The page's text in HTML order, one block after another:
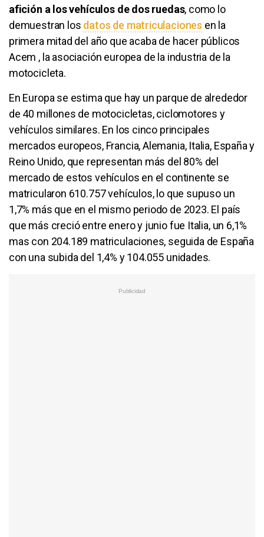
afición a los vehículos de dos ruedas, como lo
demuestran los datos de matriculaciones en la
primera mitad del año que acaba de hacer públicos
Acem , la asociación europea de la industria de la
motocicleta.
En Europa se estima que hay un parque de alrededor
de 40 millones de motocicletas, ciclomotores y
vehículos similares. En los cinco principales
mercados europeos, Francia, Alemania, Italia, España y
Reino Unido, que representan más del 80% del
mercado de estos vehículos en el continente se
matricularon 610.757 vehículos, lo que supuso un
1,7% más que en el mismo periodo de 2023. El país
que más creció entre enero y junio fue Italia, un 6,1%
mas con 204.189 matriculaciones, seguida de España
con una subida del 1,4% y 104.055 unidades.